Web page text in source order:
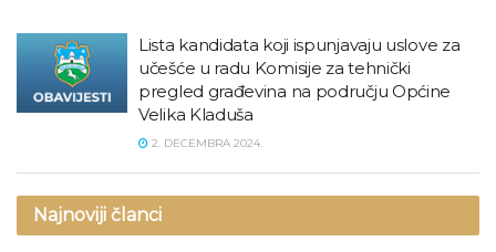
Lista kandidata koji ispunjavaju uslove za
učešće u radu Komisije za tehnički
pregled građevina na području Općine
Velika Kladuša
2. DECEMBRA 2024.
Najnoviji članci